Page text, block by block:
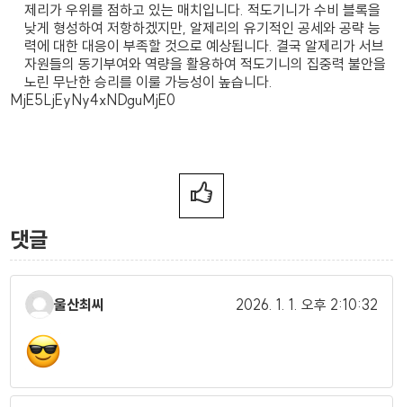
제리가 우위를 점하고 있는 매치입니다. 적도기니가 수비 블록을
낮게 형성하여 저항하겠지만, 알제리의 유기적인 공세와 공략 능
력에 대한 대응이 부족할 것으로 예상됩니다. 결국 알제리가 서브
자원들의 동기부여와 역량을 활용하여 적도기니의 집중력 불안을
노린 무난한 승리를 이룰 가능성이 높습니다.
MjE5LjEyNy4xNDguMjE0
댓글
울산최씨 2026. 1. 1. 오후 2:10:32